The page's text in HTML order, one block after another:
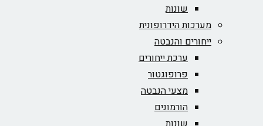
שונות
מערכות הידרופונית
ייחורים והנבטה
ערכת ייחורים
פרופוגטור
מצעי הנבטה
הורמונים